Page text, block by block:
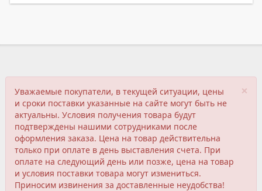
×
Уважаемые покупатели, в текущей ситуации, цены
и сроки поставки указанные на сайте могут быть не
актуальны. Условия получения товара будут
подтверждены нашими сотрудниками после
оформления заказа. Цена на товар действительна
только при оплате в день выставления счета. При
оплате на следующий день или позже, цена на товар
и условия поставки товара могут измениться.
Приносим извинения за доставленные неудобства!